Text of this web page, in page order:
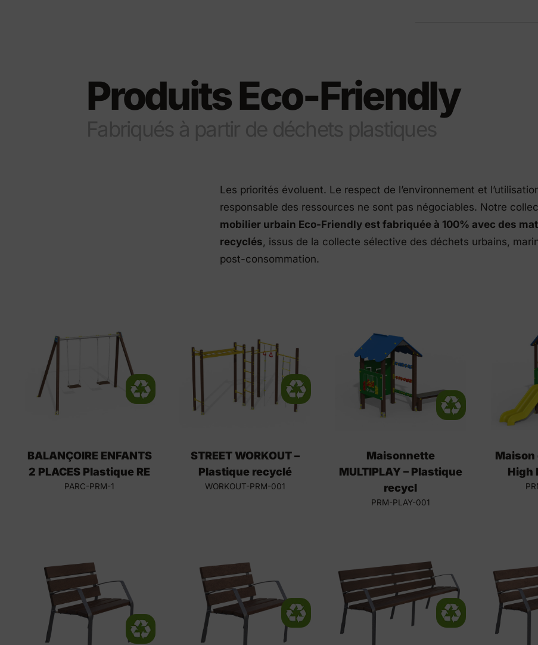
Produits Eco-Friendly
Les priorités évoluent. Le respect de l’environnement et
responsable des ressources ne sont pas négociables. Notre
mobilier urbain Eco-Friendly est fabriquée à 100% avec des
recyclés, issus de la collecte sélective des déchets urbains,
post-consommation.
BALANÇOIRE ENFANTS
2 PLACES Plastique RE
PARC-PRM-1
STREET WORKOUT –
Plastique recyclé
WORKOUT-PRM-001
Maisonnette
MULTIPLAY – Plastique
recycl
PRM-PLAY-001
Maison
High